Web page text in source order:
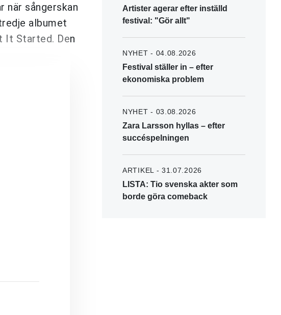
när sångerskan
albumet
It Started. Den
Artister agerar efter inställd
festival: "Gör allt"
NYHET - 04.08.2026
Festival ställer in – efter
ekonomiska problem
NYHET - 03.08.2026
Zara Larsson hyllas – efter
succéspelningen
ARTIKEL - 31.07.2026
LISTA: Tio svenska akter som
borde göra comeback